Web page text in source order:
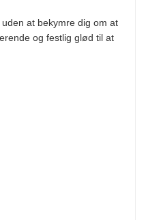
at bekymre dig om at
og festlig glød til at